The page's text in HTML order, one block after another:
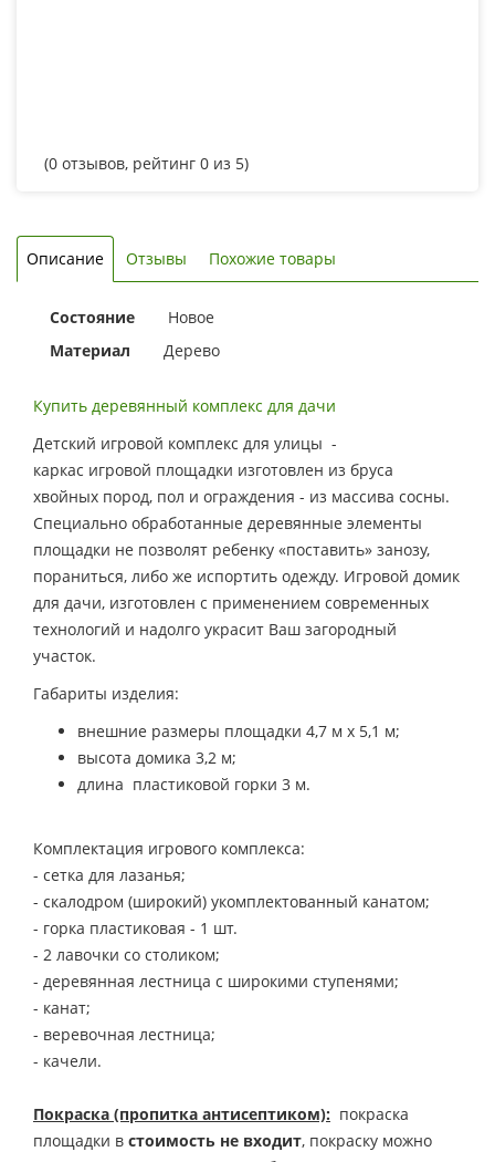
(0 отзывов, рейтинг 0 из 5)
Описание Отзывы Похожие товары
Состояние
Новое
Материал
Дерево
Купить деревянный комплекс для дачи
Детский игровой комплекс для улицы -
каркас игровой площадки изготовлен из бруса
хвойных пород, пол и ограждения - из массива сосны.
Специально обработанные деревянные элементы
площадки не позволят ребенку «поставить» занозу,
пораниться, либо же испортить одежду. Игровой домик
для дачи, изготовлен с применением современных
технологий и надолго украсит Ваш загородный
участок.
Габариты изделия:
внешние размеры площадки 4,7 м х 5,1 м;
высота домика 3,2 м;
длина пластиковой горки 3 м.
Комплектация игрового комплекса:
- сетка для лазанья;
- скалодром (широкий) укомплектованный канатом;
- горка пластиковая - 1 шт.
- 2 лавочки со столиком;
- деревянная лестница с широкими ступенями;
- канат;
- веревочная лестница;
- качели.
Покраска (пропитка антисептиком): покраска
площадки в стоимость не входит, покраску можно